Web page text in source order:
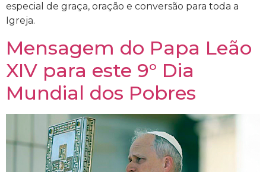
especial de graça, oração e conversão para toda a
Igreja.
Mensagem do Papa Leão
XIV para este 9° Dia
Mundial dos Pobres